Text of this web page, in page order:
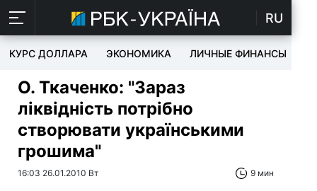
RU
КУРС ДОЛЛАРА ЭКОНОМИКА ЛИЧНЫЕ ФИНАНСЫ
О. Ткаченко: "Зараз
ліквідність потрібно
створювати українськими
грошима"
16:03 26.01.2010 Вт 9 мин